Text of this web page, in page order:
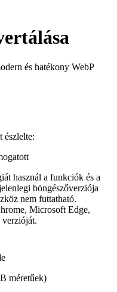
és hatékony WebP
észlelte:
használ a funkciók és a
böngészőverziója
nem futtatható.
Microsoft Edge,
méretűek)